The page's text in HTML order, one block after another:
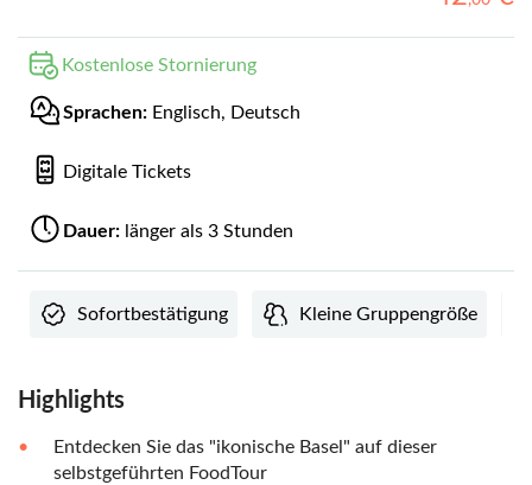
Kostenlose Stornierung
Sprachen: Englisch, Deutsch
Digitale Tickets
Dauer: länger als 3 Stunden
Sofortbestätigung Kleine Gruppengröße
Highlights
Entdecken Sie das "ikonische Basel" auf dieser
selbstgeführten FoodTour